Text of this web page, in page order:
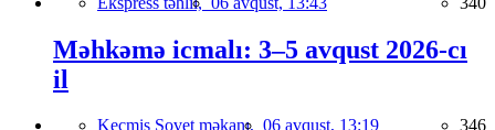
Məhkəmə icmalı: 3–5 avqust 2026-cı
il
Keçmiş Sovet məkanı, 06 avqust, 13:19 346